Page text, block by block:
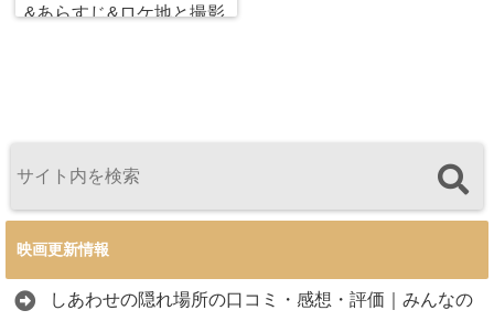
&あらすじ&ロケ地と撮影
映画更新情報
しあわせの隠れ場所の口コミ・感想・評価｜みんなの